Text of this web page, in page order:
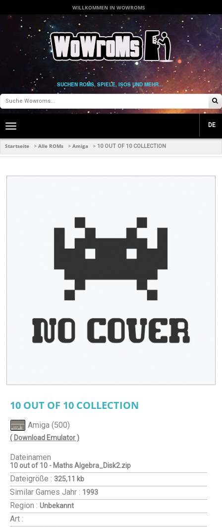
WILLKOMMEN IN WOWROMS
SUCHEN ROMS, SPIELE, ISOS UND MEHR...
Toggle
navigation
DE
Startseite > Alle ROMs > Amiga > 10 OUT OF 10 COLLECTION
10 OUT OF 10 COLLECTION
Amiga (500)
( Download Emulator )
Dateinamen
10 out of 10 - Maths Algebra_Disk2.zip
Dateigröße : 325,11 kb
Similar Games Jahr : 1993
Region : Unbekannt
Art :